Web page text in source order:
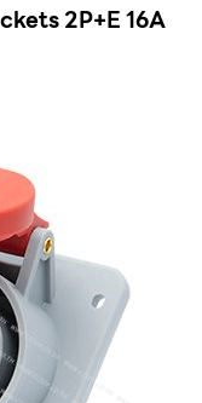
2P+E 16A